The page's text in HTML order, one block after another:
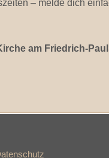
– melde dich
am Friedrich-